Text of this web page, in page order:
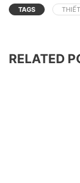
TAGS
RELATED